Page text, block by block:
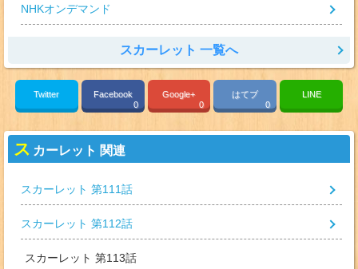
NHKオンデマンド
スカーレット 一覧へ
Twitter
Facebook
0
Google+
0
はてブ
0
LINE
ス カーレット 関連
スカーレット 第111話
スカーレット 第112話
スカーレット 第113話